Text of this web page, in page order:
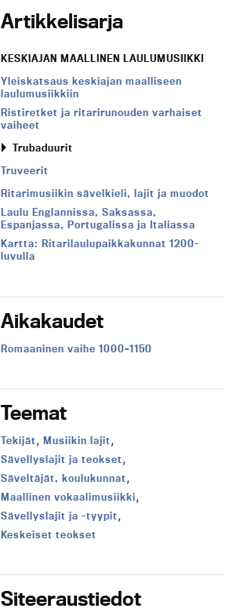
Artikkelisarja
KESKIAJAN MAALLINEN LAULUMUSIIKKI
Yleiskatsaus keskiajan maalliseen
laulumusiikkiin
Ristiretket ja ritarirunouden varhaiset
vaiheet
Trubaduurit
Truveerit
Ritarimusiikin sävelkieli, lajit ja muodot
Laulu Englannissa, Saksassa,
Espanjassa, Portugalissa ja Italiassa
Kartta: Ritarilaulupaikkakunnat 1200-
luvulla
Aikakaudet
Aikakausi:
Romaaninen vaihe 1000–1150
Teemat
Teema:
Tekijät, Teema:
Musiikin lajit,
Teema:
Sävellyslajit ja teokset,
Teema:
Säveltäjät, koulukunnat,
Teema:
Maallinen vokaalimusiikki,
Teema:
Sävellyslajit ja -tyypit,
Teema:
Keskeiset teokset
Siteeraustiedot